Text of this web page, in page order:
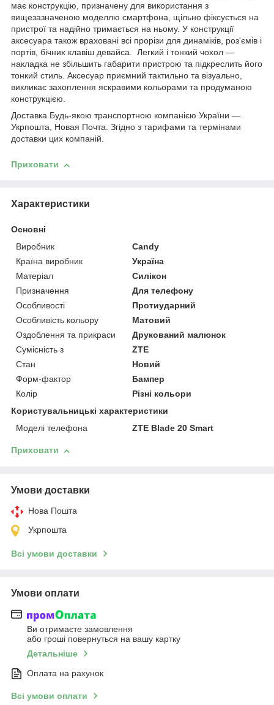
має конструкцію, призначену для використання з
вищезазначеною моделлю смартфона, щільно фіксується на
пристрої та надійно тримається на ньому. У конструкції
аксесуара також враховані всі прорізи для динаміків, роз'ємів і
портів, бічних клавіш девайса. Легкий і тонкий чохол —
накладка не збільшить габарити пристрою та підкреслить його
тонкий стиль. Аксесуар приємний тактильно та візуально,
викликає захоплення яскравими кольорами та продуманою
конструкцією.
Доставка Будь-якою транспортною компанією України —
Укрпошта, Новая Почта. Згідно з тарифами та термінами
доставки цих компаній.
Приховати
Характеристики
Основні
Виробник
Candy
Країна виробник
Україна
Матеріал
Силікон
Призначення
Для телефону
Особливості
Протиударний
Особливість кольору
Матовий
Оздоблення та прикраси
Друкований малюнок
Сумісність з
ZTE
Стан
Новий
Форм-фактор
Бампер
Колір
Різні кольори
Користувальницькі характеристики
Моделі телефона
ZTE Blade 20 Smart
Приховати
Умови доставки
Нова Пошта
Укрпошта
Всі умови доставки
Умови оплати
Ви отримаєте замовлення
або гроші повернуться на вашу картку
Детальніше
Оплата на рахунок
Всі умови оплати